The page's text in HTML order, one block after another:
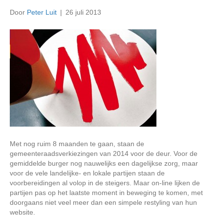
Door Peter Luit | 26 juli 2013
Met nog ruim 8 maanden te gaan, staan de
gemeenteraadsverkiezingen van 2014 voor de deur. Voor de
gemiddelde burger nog nauwelijks een dagelijkse zorg, maar
voor de vele landelijke- en lokale partijen staan de
voorbereidingen al volop in de steigers. Maar on-line lijken de
partijen pas op het laatste moment in beweging te komen, met
doorgaans niet veel meer dan een simpele restyling van hun
website.